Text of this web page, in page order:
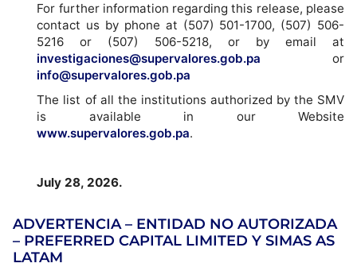
For further information regarding this release, please
contact us by phone at (507) 501-1700, (507) 506-
5216 or (507) 506-5218, or by email at
investigaciones@supervalores.gob.pa or
info@supervalores.gob.pa
The list of all the institutions authorized by the SMV
is available in our Website
www.supervalores.gob.pa.
July 28, 2026.
ADVERTENCIA – ENTIDAD NO AUTORIZADA
– PREFERRED CAPITAL LIMITED Y SIMAS AS
LATAM